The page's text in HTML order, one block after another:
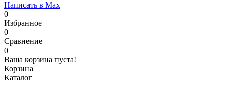
Написать в Max
0
Избранное
0
Сравнение
0
Ваша корзина пуста!
Корзина
Каталог